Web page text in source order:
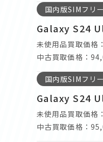
国内版SIMフリー
Galaxy S24
未使用品買取価格：
中古買取価格：
国内版SIMフリー
Galaxy S24
未使用品買取価格：
中古買取価格：